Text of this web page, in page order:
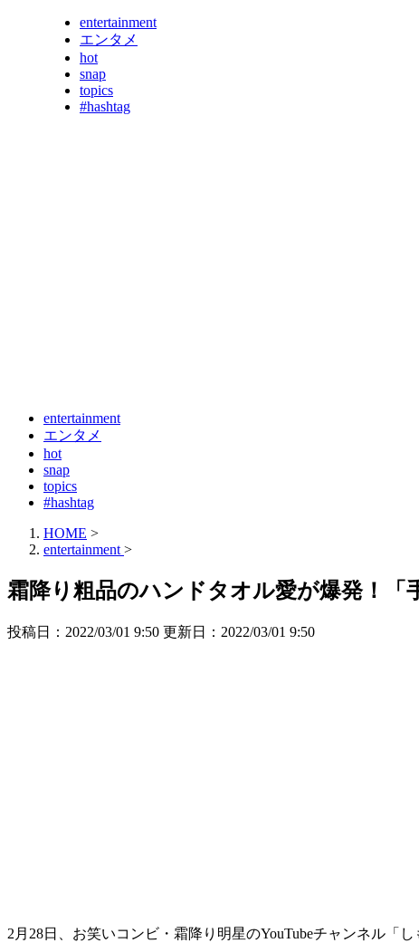
entertainment
エンタメ
hot
snap
topics
#hashtag
entertainment
エンタメ
hot
snap
topics
#hashtag
HOME >
entertainment >
霜降り粗品のハンドタオル愛が爆発！「
投稿日：2022/03/01 9:50 更新日： 2022/03/01 9:50
2月28日、お笑いコンビ・霜降り明星のYouTubeチャンネル「